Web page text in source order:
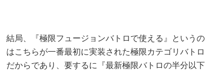
結局、『極限フュージョンバトロで使える』というの
はこちらが一番最初に実装された極限カテゴリバトロ
だからであり、要するに『最新極限バトロの半分以下